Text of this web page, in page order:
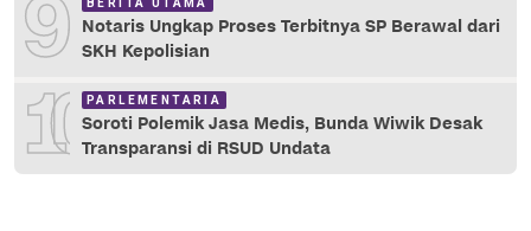
9 BERITA UTAMA
Notaris Ungkap Proses Terbitnya SP Berawal dari
SKH Kepolisian
10 PARLEMENTARIA
Soroti Polemik Jasa Medis, Bunda Wiwik Desak
Transparansi di RSUD Undata